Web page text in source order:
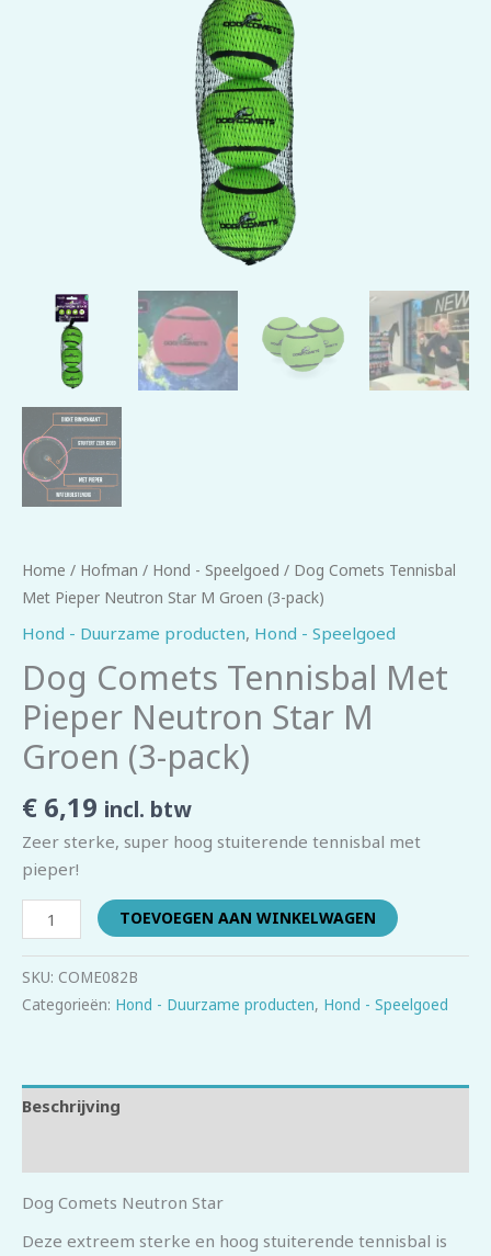
Home / Hofman / Hond - Speelgoed / Dog Comets Tennisbal
Met Pieper Neutron Star M Groen (3-pack)
Hond - Duurzame producten, Hond - Speelgoed
Dog Comets Tennisbal Met
Pieper Neutron Star M
Groen (3-pack)
€ 6,19 incl. btw
Zeer sterke, super hoog stuiterende tennisbal met
pieper!
TOEVOEGEN AAN WINKELWAGEN
SKU: COME082B
Categorieën: Hond - Duurzame producten, Hond - Speelgoed
Beschrijving
Dog Comets Neutron Star
Deze extreem sterke en hoog stuiterende tennisbal is